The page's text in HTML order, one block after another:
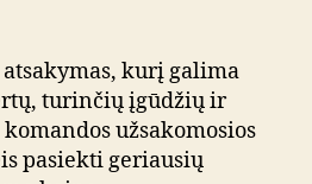
kurį galima
turinčių įgūdžių ir
užsakomosios
pasiekti geriausių